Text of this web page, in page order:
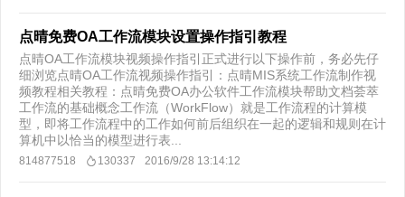
点晴免费OA工作流模块设置操作指引教程
点晴OA工作流模块视频操作指引正式进行以下操作前，务必先仔
细浏览点晴OA工作流视频操作指引：点晴MIS系统工作流制作视
频教程相关教程：点晴免费OA办公软件工作流模块帮助文档荟萃
工作流的基础概念工作流（WorkFlow）就是工作流程的计算模
型，即将工作流程中的工作如何前后组织在一起的逻辑和规则在计
算机中以恰当的模型进行表...
814877518 130337 2016/9/28 13:14:12